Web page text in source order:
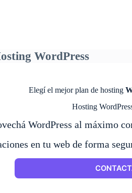
WordPress
Elegí el mejor plan de hosting
Hosting
WordPress al máximo
en tu web de forma